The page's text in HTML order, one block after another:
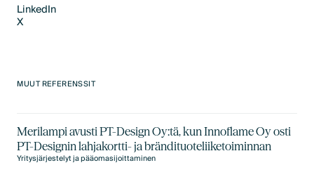
LinkedIn
LinkedIn
X
MUUT REFERENSSIT
Merilampi avusti PT-Design Oy:tä, kun Innoflame Oy osti
PT-Designin lahjakortti- ja brändituoteliiketoiminnan
Yritysjärjestelyt ja pääomasijoittaminen